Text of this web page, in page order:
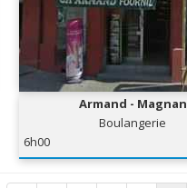
Armand - Magnan
Boulangerie
6h00